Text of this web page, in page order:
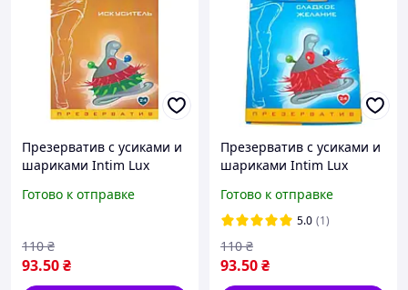
Презерватив с усиками и
шариками Intim Lux
(цена за упаковку, 1 шт.)
смазки
Готово к отправке
93.50₴
110 ₴
Презерватив с усиками и
шариками Intim Lux
латексный (цена за пачку,
1 шт.)
Готово к отправке
5.0 (1)
93.50₴
110 ₴